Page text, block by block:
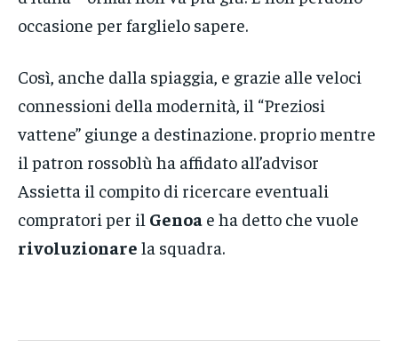
occasione per farglielo sapere.
Così, anche dalla spiaggia, e grazie alle veloci
connessioni della modernità, il “Preziosi
vattene” giunge a destinazione. proprio mentre
il patron rossoblù ha affidato all’advisor
Assietta il compito di ricercare eventuali
compratori per il Genoa e ha detto che vuole
rivoluzionare la squadra.